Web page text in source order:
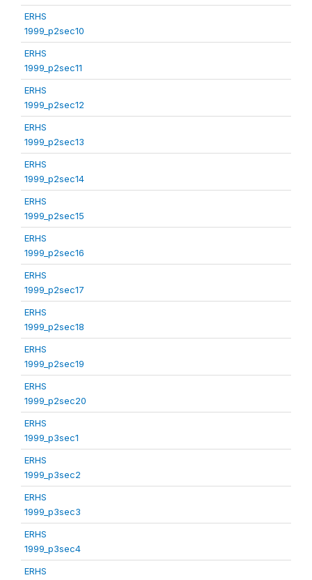
ERHS
1999_p2sec10
ERHS
1999_p2sec11
ERHS
1999_p2sec12
ERHS
1999_p2sec13
ERHS
1999_p2sec14
ERHS
1999_p2sec15
ERHS
1999_p2sec16
ERHS
1999_p2sec17
ERHS
1999_p2sec18
ERHS
1999_p2sec19
ERHS
1999_p2sec20
ERHS
1999_p3sec1
ERHS
1999_p3sec2
ERHS
1999_p3sec3
ERHS
1999_p3sec4
ERHS